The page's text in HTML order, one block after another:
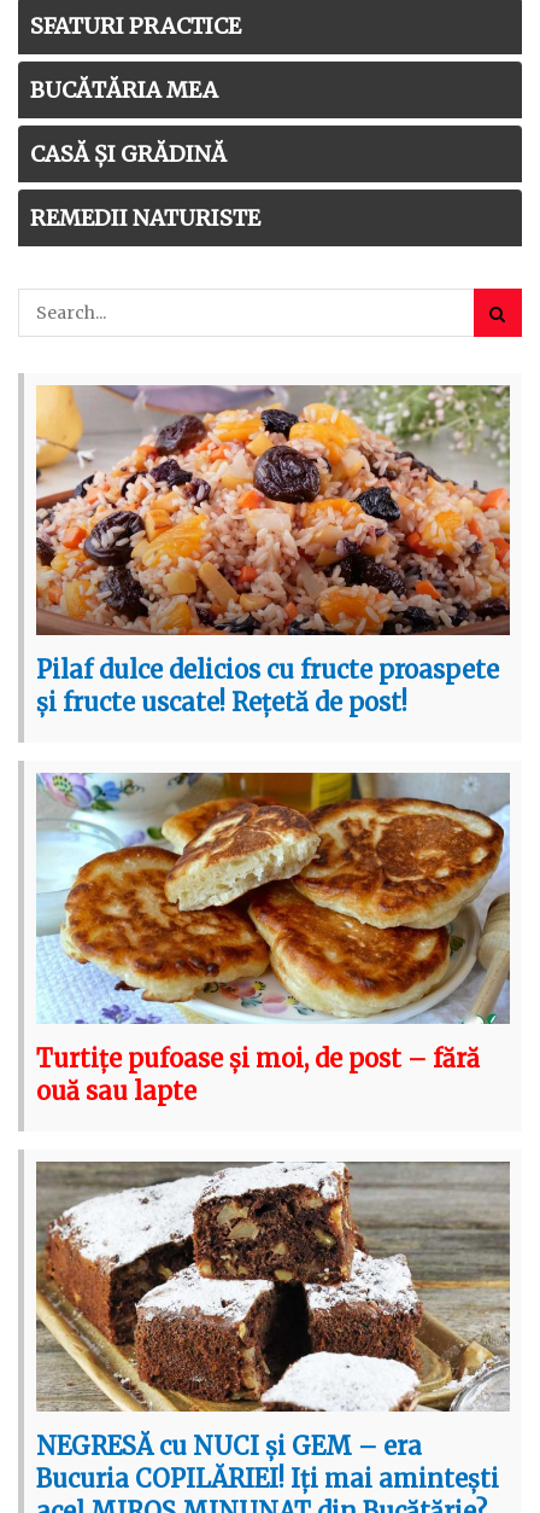
SFATURI PRACTICE
BUCĂTĂRIA MEA
CASĂ ȘI GRĂDINĂ
REMEDII NATURISTE
Pilaf dulce delicios cu fructe proaspete
și fructe uscate! Rețetă de post!
Turtițe pufoase și moi, de post – fără
ouă sau lapte
NEGRESĂ cu NUCI și GEM – era
Bucuria COPILĂRIEI! Iți mai amintești